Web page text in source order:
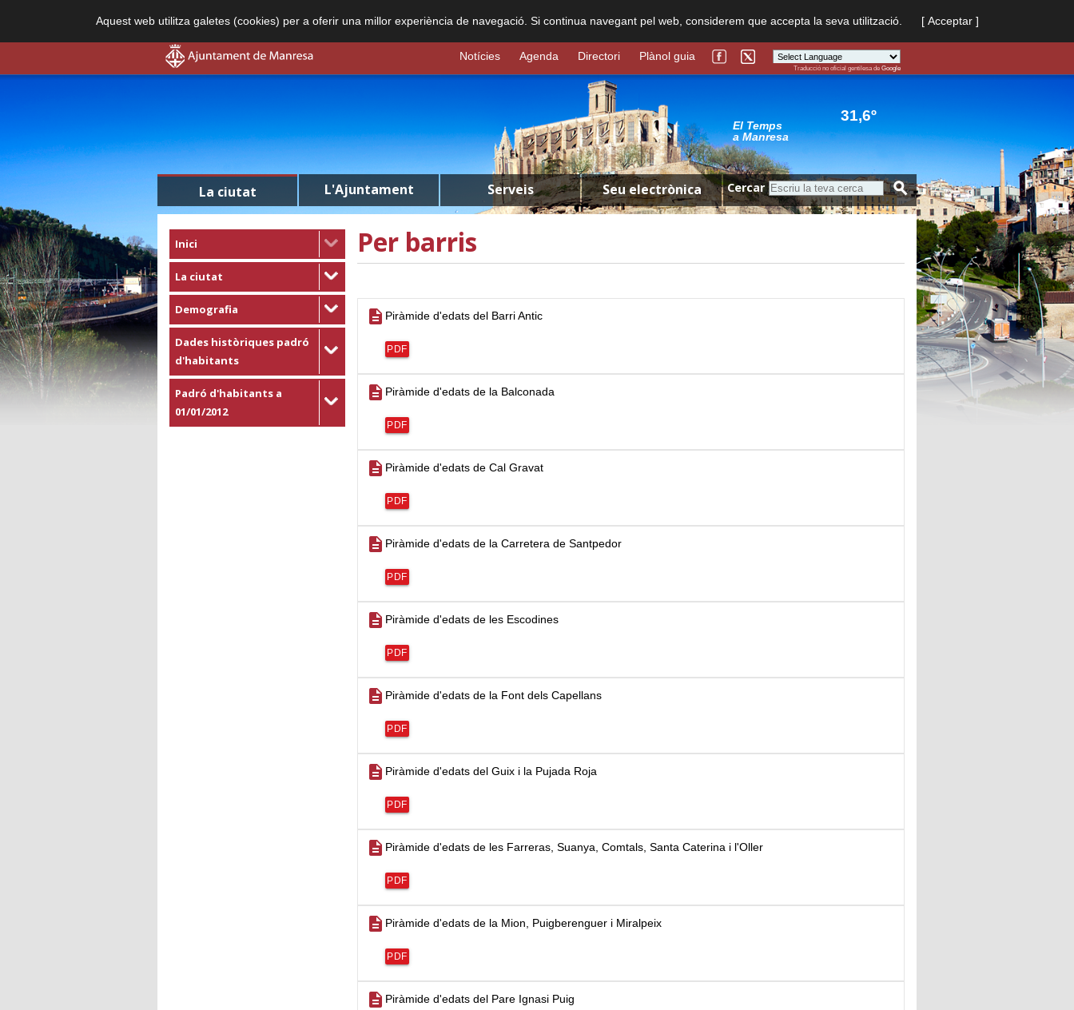
Aquest web utilitza galetes (cookies) per a oferir una millor experiència de navegació. Si continua navegant pel web, considerem que accepta la seva utilització. [ Acceptar ]
Powered by
Traducció no oficial gentilesa de Google
Notícies Agenda Directori Plànol guia
El Temps
a Manresa
31,6º
La ciutat L'Ajuntament Serveis Seu electrònica Cercar
Inici
La ciutat
Demografia
Dades històriques padró
d'habitants
Padró d'habitants a
01/01/2012
Per barris
description Piràmide d'edats del Barri Antic
PDF
description Piràmide d'edats de la Balconada
PDF
description Piràmide d'edats de Cal Gravat
PDF
description Piràmide d'edats de la Carretera de Santpedor
PDF
description Piràmide d'edats de les Escodines
PDF
description Piràmide d'edats de la Font dels Capellans
PDF
description Piràmide d'edats del Guix i la Pujada Roja
PDF
description Piràmide d'edats de les Farreras, Suanya, Comtals, Santa Caterina i l'Oller
PDF
description Piràmide d'edats de la Mion, Puigberenguer i Miralpeix
PDF
description Piràmide d'edats del Pare Ignasi Puig